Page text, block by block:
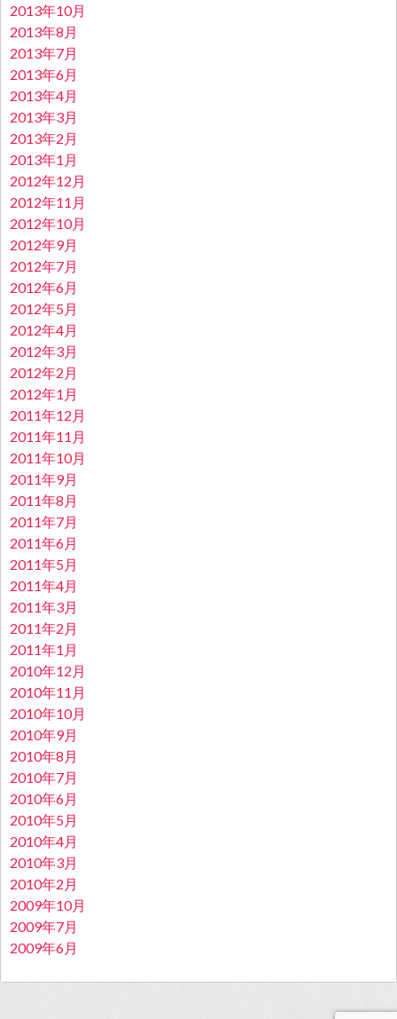
2013年10月
2013年8月
2013年7月
2013年6月
2013年4月
2013年3月
2013年2月
2013年1月
2012年12月
2012年11月
2012年10月
2012年9月
2012年7月
2012年6月
2012年5月
2012年4月
2012年3月
2012年2月
2012年1月
2011年12月
2011年11月
2011年10月
2011年9月
2011年8月
2011年7月
2011年6月
2011年5月
2011年4月
2011年3月
2011年2月
2011年1月
2010年12月
2010年11月
2010年10月
2010年9月
2010年8月
2010年7月
2010年6月
2010年5月
2010年4月
2010年3月
2010年2月
2009年10月
2009年7月
2009年6月